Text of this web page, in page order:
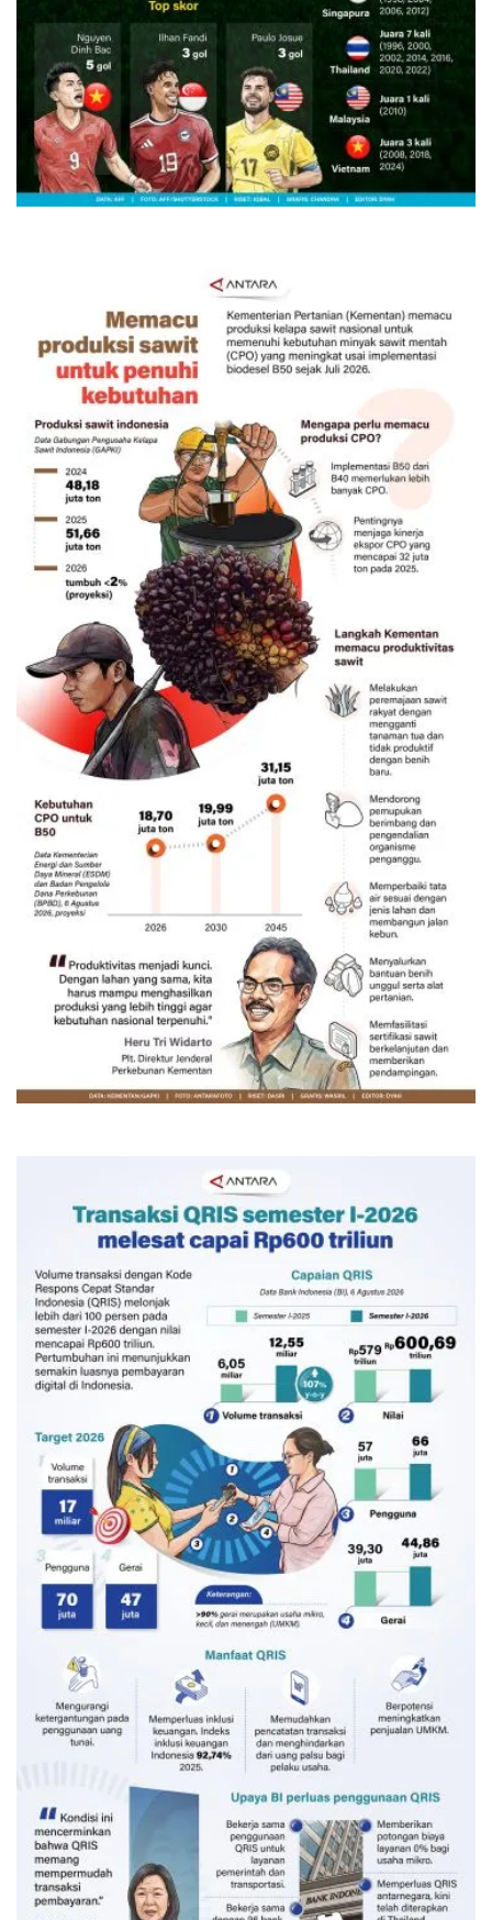
Semifinal Piala AFF 2026
22 jam lalu
Memacu produksi sawit untuk
penuhi kebutuhan
Kemarin 12:00